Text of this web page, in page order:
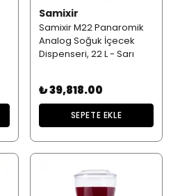
Samixir
Samixir M22 Panaromik
Analog Soğuk İçecek
Dispenseri, 22 L - Sarı
₺ 39,818.00
SEPETE EKLE